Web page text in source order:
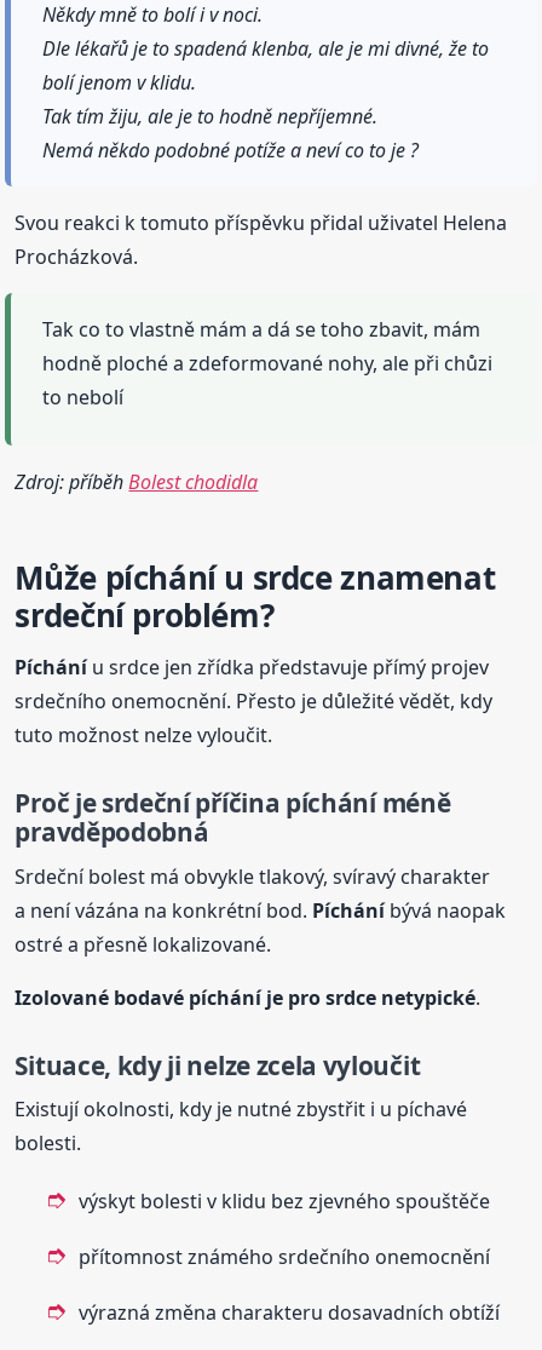
Někdy mně to bolí i v noci.
Dle lékařů je to spadená klenba, ale je mi divné, že to
bolí jenom v klidu.
Tak tím žiju, ale je to hodně nepříjemné.
Nemá někdo podobné potíže a neví co to je ?
Svou reakci k tomuto příspěvku přidal uživatel Helena
Procházková.
Tak co to vlastně mám a dá se toho zbavit, mám
hodně ploché a zdeformované nohy, ale při chůzi
to nebolí
Zdroj: příběhBolest chodidla
Může pícháníu srdce znamenat
srdeční problém?
Pícháníu srdce jen zřídka představuje přímý projev
srdečního onemocnění. Přesto je důležité vědět, kdy
tuto možnost nelze vyloučit.
Proč je srdeční příčina pícháníméně
pravděpodobná
Srdeční bolest má obvykle tlakový, svíravý charakter
a není vázána na konkrétní bod. Pícháníbývá naopak
ostré a přesně lokalizované.
Izolované bodavé pícháníje pro srdce netypické.
Situace, kdy ji nelze zcela vyloučit
Existují okolnosti, kdy je nutné zbystřit i u píchavé
bolesti.
výskyt bolesti v klidu bez zjevného spouštěče
přítomnost známého srdečního onemocnění
výrazná změna charakteru dosavadních obtíží